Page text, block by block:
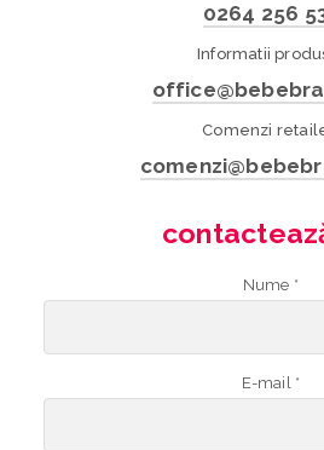
0264 256
Informatii
Comenzi
Nume *
E-mail *